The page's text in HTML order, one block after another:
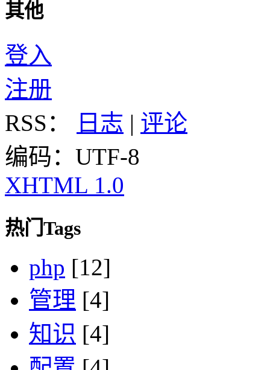
其他
登入
注册
RSS：
日志 | 评论
编码：UTF-8
XHTML 1.0
热门Tags
php [12]
管理 [4]
知识 [4]